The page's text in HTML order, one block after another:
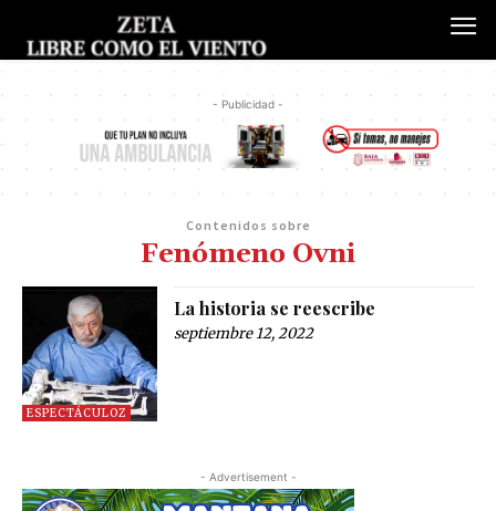
- Publicidad -
Contenidos sobre
Fenómeno Ovni
ESPECTÁCULOZ
La historia se reescribe
septiembre 12, 2022
- Advertisement -